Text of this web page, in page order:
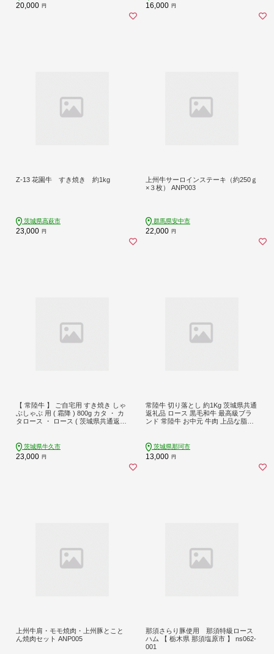
20,000 円 16,000 円
Z-13 花園牛 すき焼き 約1kg
茨城県高萩市
23,000 円
上州牛サーロインステーキ（約250ｇ
×３枚） ANP003
群馬県安中市
22,000 円
【 常陸牛 】 ご自宅用 すき焼き しゃ
ぶしゃぶ 用 ( 霜降 ) 800g カタ ・ カ
タロース ・ ロース ( 茨城県共通返礼
産 お肉 肉 すきやき A4ランク A5ラン
ク ブランド牛 家庭用 簡易包装 自宅
用
茨城県牛久市
23,000 円
常陸牛 切り落とし 約1Kg 茨城県共通
返礼品 ロース 黒毛和牛 最高級ブラ
ンド 常陸牛 お中元 牛肉 上品な脂の
り ブランド牛 国産牛 しゃぶしゃぶ
冷凍 薄切り 茨城 A71-003
茨城県那珂市
13,000 円
上州牛肩・モモ焼肉・上州豚とこと
ん焼肉セット ANP005
那須さらり豚使用 那須特級ロース
ハム 【 栃木県 那須塩原市 】 ns062-
001